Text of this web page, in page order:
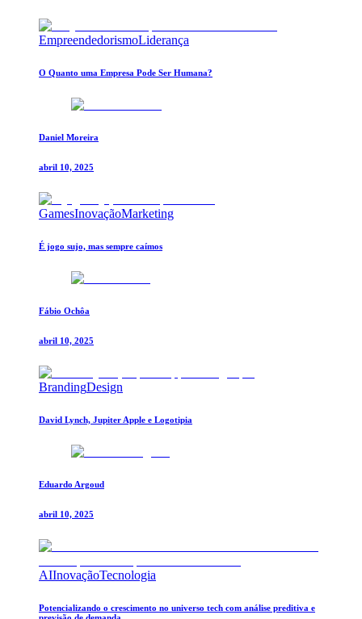
EmpreendedorismoLiderança
O Quanto uma Empresa Pode Ser Humana?
Daniel Moreira
abril 10, 2025
GamesInovaçãoMarketing
É jogo sujo, mas sempre caímos
Fábio Ochôa
abril 10, 2025
BrandingDesign
David Lynch, Jupiter Apple e Logotipia
Eduardo Argoud
abril 10, 2025
AIInovaçãoTecnologia
Potencializando o crescimento no universo tech com análise preditiva e
previsão de demanda